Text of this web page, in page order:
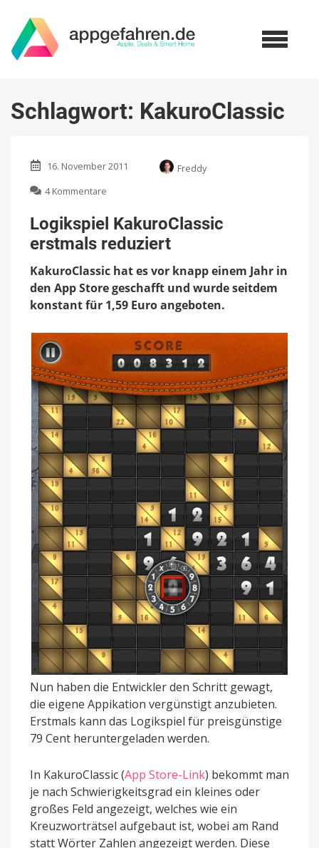
Schlagwort: KakuroClassic
16. November 2011
Freddy
4 Kommentare
KakuroClassic
erstmals
reduziert
Logikspiel KakuroClassic
erstmals reduziert
KakuroClassic hat es vor knapp einem Jahr in
den App Store geschafft und wurde seitdem
konstant für 1,59 Euro angeboten.
Nun haben die Entwickler den Schritt gewagt,
die eigene Appikation vergünstigt anzubieten.
Erstmals kann das Logikspiel für preisgünstige
79 Cent heruntergeladen werden.
In KakuroClassic (App Store-Link) bekommt man
je nach Schwierigkeitsgrad ein kleines oder
großes Feld angezeigt, welches wie ein
Kreuzworträtsel aufgebaut ist, wobei am Rand
statt Wörter Zahlen angezeigt werden. Diese